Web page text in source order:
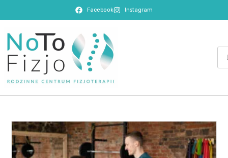
Facebook Instagram